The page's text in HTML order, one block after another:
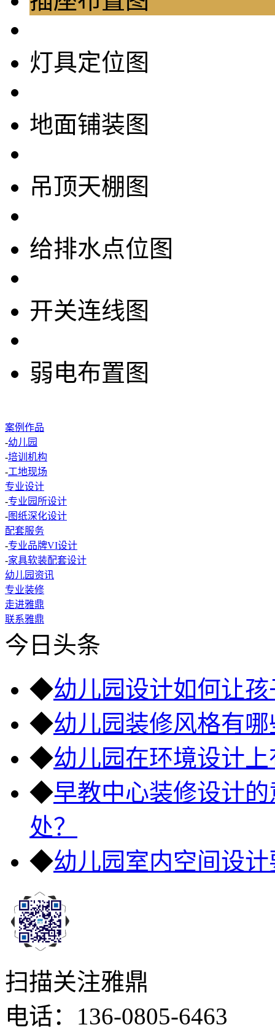
灯具定位图
地面铺装图
吊顶天棚图
给排水点位图
开关连线图
弱电布置图
案例作品
-幼儿园
-培训机构
-工地现场
专业设计
-专业园所设计
-图纸深化设计
配套服务
-专业品牌VI设计
-家具软装配套设计
幼儿园资讯
专业装修
走进雅鼎
联系雅鼎
今日头条
◆幼儿园设计如何让
◆幼儿园装修风格有哪
◆幼儿园在环境设计
◆早教中心装修设计
处？
◆幼儿园室内空间设
扫描关注雅鼎
电话：136-0805-6463